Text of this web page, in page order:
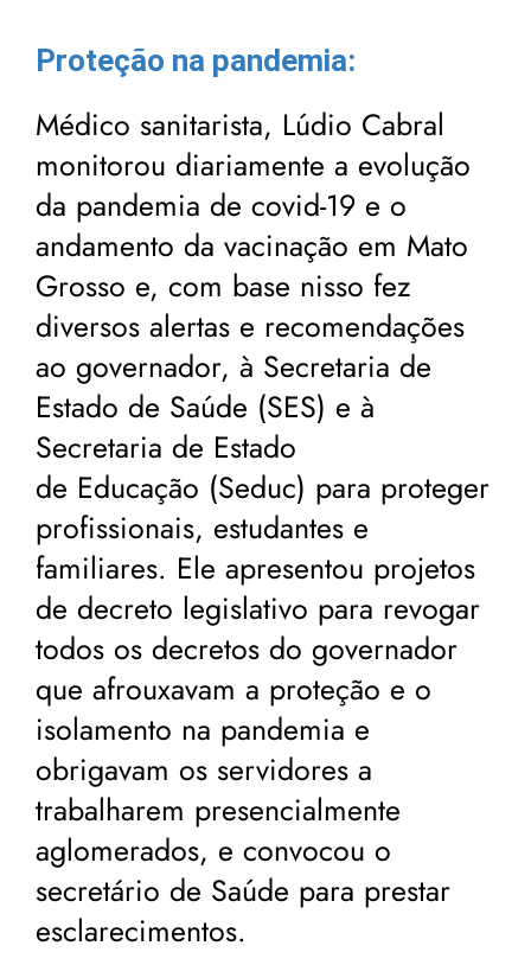
Proteção na pandemia:
Médico sanitarista, Lúdio Cabral
monitorou diariamente a evolução
da pandemia de covid-19 e o
andamento da vacinação em Mato
Grosso e, com base nisso fez
diversos alertas e recomendações
ao governador, à Secretaria de
Estado de Saúde (SES) e à
Secretaria de Estado
de Educação (Seduc) para proteger
profissionais, estudantes e
familiares. Ele apresentou projetos
de decreto legislativo para revogar
todos os decretos do governador
que afrouxavam a proteção e o
isolamento na pandemia e
obrigavam os servidores a
trabalharem presencialmente
aglomerados, e convocou o
secretário de Saúde para prestar
esclarecimentos.